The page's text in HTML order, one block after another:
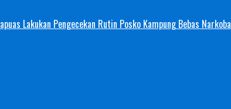
Lakukan Pengecekan Rutin Posko Kampung Bebas Narkoba